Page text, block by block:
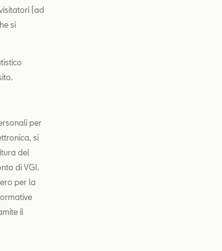
(ad
si
per
si
del
di VGI.
per la
il